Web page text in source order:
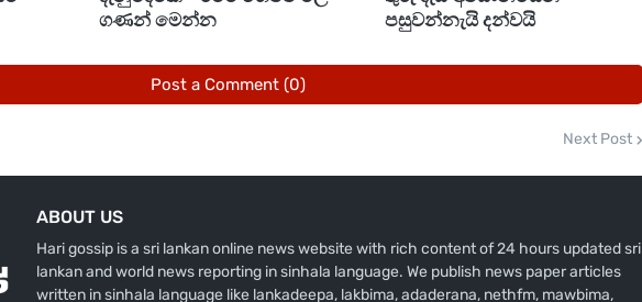
ගණන් මෙන්න
පසුවන්නැයි දන්වයි
Post a Comment (0)
Next Post
ABOUT US
Hari gossip is a sri lankan online news website with rich content of 24 hours updated sri
lankan and world news reporting in sinhala language. We publish news paper articles
written in sinhala language like lankadeepa, lakbima, adaderana, nethfm, mawbima,